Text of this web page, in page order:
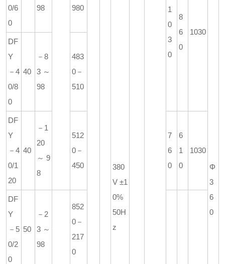
380
V ±1
0%
50H
z
Φ
3
6
0
0/6
0
98
980
1
0
3
0
8
6
0
1030
DF
Y
－4
0/8
0
40
－8
3～
98
483
0－
510
DF
Y
－4
0/1
20
40
－1
20
～9
8
512
0－
450
7
6
0
6
1
0
1030
DF
Y
－5
0/2
0
50
－2
3～
98
852
0－
217
0